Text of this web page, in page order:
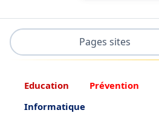
Pages sites
Education Prévention
Informatique